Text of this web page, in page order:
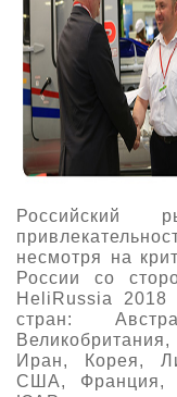
Российский
несмотря на
России со
HeliRussia 2018
стран:
Иран, Корея,
США, Франция,